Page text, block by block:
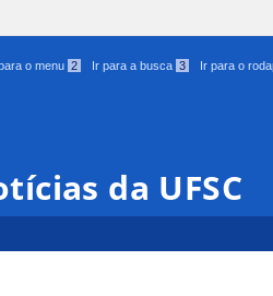
o menu 2 Ir para a busca 3 Ir para o
da UFSC